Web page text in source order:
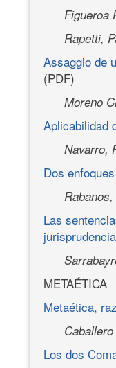
Figueroa
Rapetti,
Assaggio de
(PDF)
Moreno
Aplicabilidad
Navarro,
Dos
Las
METAÉTICA
Metaética,
Los dos